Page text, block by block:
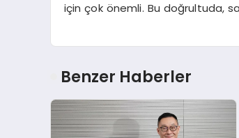
için çok önemli. Bu doğrultuda,
Benzer Haberler